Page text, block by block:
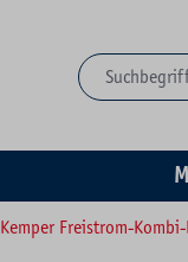
Kemper Freistrom-